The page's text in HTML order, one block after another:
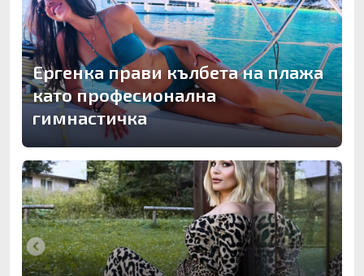
Ергенка прави кълбета на плажа
като професионална
гимнастичка